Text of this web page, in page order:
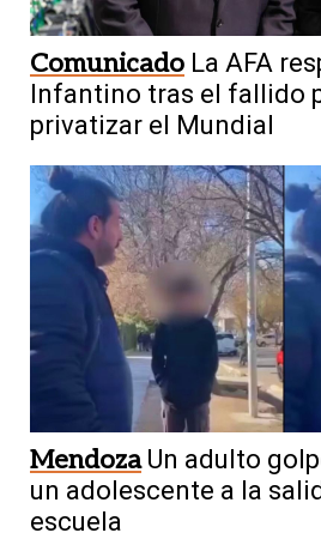
Comunicado La AFA
Infantino tras el fallido
privatizar el Mundial
Mendoza Un adulto
un adolescente a la
escuela